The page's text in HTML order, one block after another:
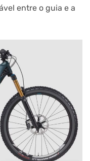
entre o guia e a